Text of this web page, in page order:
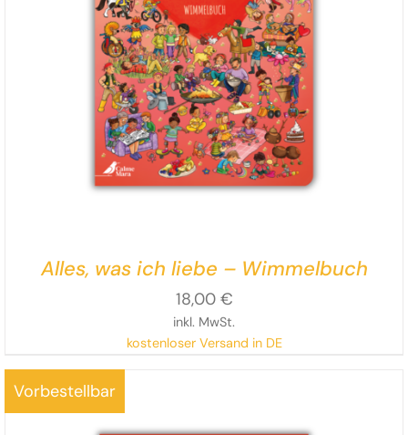
Alles, was ich liebe – Wimmelbuch
18,00 €
inkl. MwSt.
kostenloser Versand in DE
Vorbestellbar